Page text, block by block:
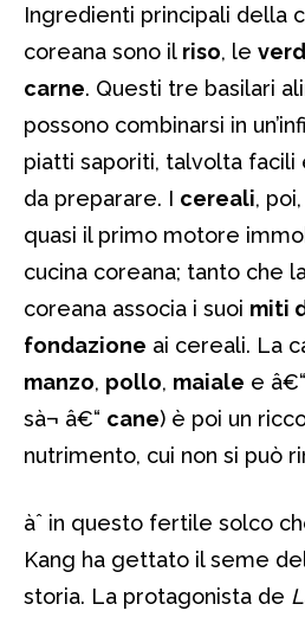
Ingredienti principali della
coreana sono il riso, le
carne. Questi tre basilari
possono combinarsi in
piatti saporiti, talvolta facili
da preparare. I cereali,
quasi il primo motore
cucina coreana; tanto che
coreana associa i suoi miti
fondazione ai cereali. La
manzo, pollo, maiale e
sà¬ â€“ cane) è poi un
nutrimento, cui non si può
àˆ in questo fertile solco
Kang ha gettato il seme
storia. La protagonista de